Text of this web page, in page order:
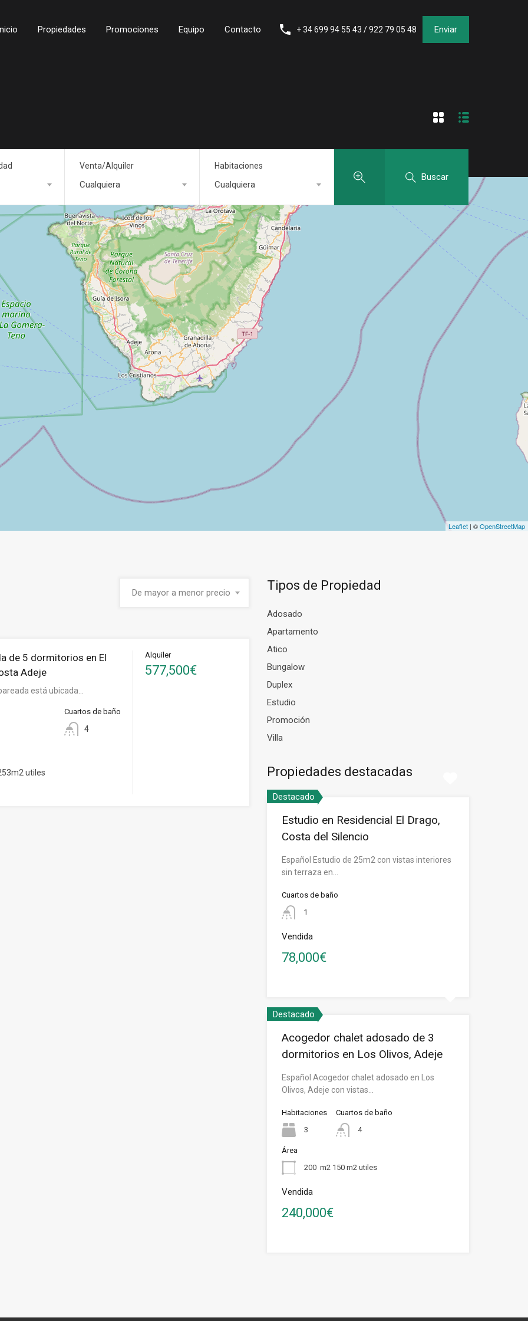
Propiedades Promociones Equipo Contacto + 34 699 94 55 43 / 922 79 05 48 Enviar
Venta/Alquiler
Cualquiera
Habitaciones
Cualquiera
Buscar
Leaflet | ©OpenStreetMap
De mayor a menor precio
de 5 dormitorios en El
Adeje
está ubicada…
Cuartos de baño
4
utiles
Alquiler
577,500€
Tipos de Propiedad
Adosado
Apartamento
Atico
Bungalow
Duplex
Estudio
Promoción
Villa
Propiedades destacadas
Destacado
Estudio en Residencial El Drago,
Costa del Silencio
Español Estudio de 25m2 con vistas interiores
sin terraza en…
Cuartos de baño
1
Vendida
78,000€
Destacado
Acogedor chalet adosado de 3
dormitorios en Los Olivos, Adeje
Español Acogedor chalet adosado en Los
Olivos, Adeje con vistas…
Habitaciones
3
Cuartos de baño
4
Área
200 m2 150 m2 utiles
Vendida
240,000€